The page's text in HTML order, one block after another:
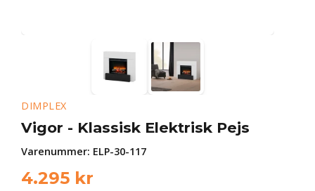
DIMPLEX
Vigor - Klassisk Elektrisk Pejs
Varenummer: ELP-30-117
4.295 kr